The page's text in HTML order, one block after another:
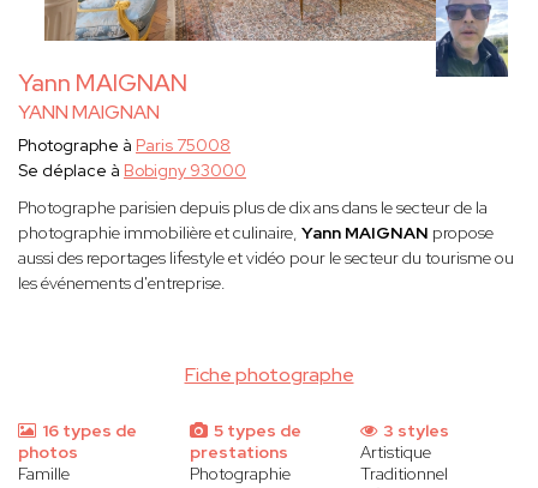
Yann MAIGNAN
YANN MAIGNAN
Fiche photographe
Photographe à Paris 75008
Se déplace à Bobigny 93000
Photographe parisien depuis plus de dix ans dans le secteur de la
photographie immobilière et culinaire, Yann MAIGNAN propose
aussi des reportages lifestyle et vidéo pour le secteur du tourisme ou
les événements d'entreprise.
16 types de
photos
Famille
5 types de
prestations
Photographie
3 styles
Artistique
Traditionnel